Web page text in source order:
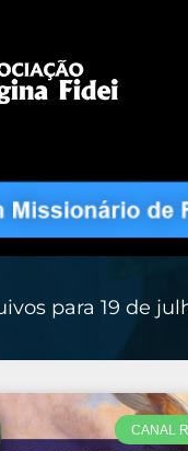
para 19 de
CANAL